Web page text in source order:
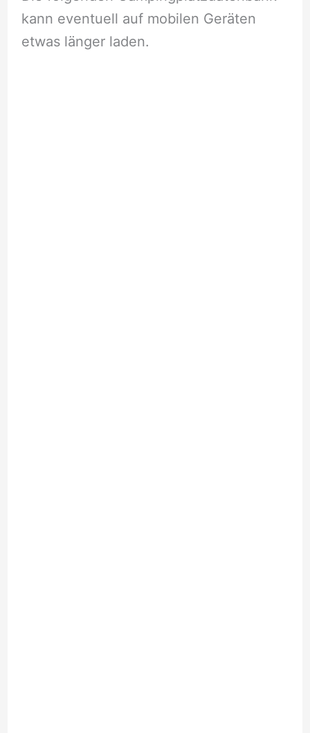
kann eventuell auf mobilen Geräten
etwas länger laden.